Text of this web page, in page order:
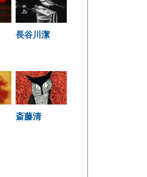
長谷川潔
斎藤清